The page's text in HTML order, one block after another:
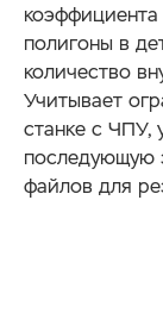
полигоны в
количество
Учитывает
станке с ЧПУ,
последующую
файлов для